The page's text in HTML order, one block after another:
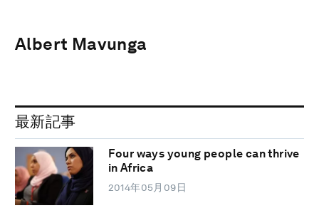
Albert Mavunga
最新記事
Four ways young people can thrive
in Africa
2014年05月09日